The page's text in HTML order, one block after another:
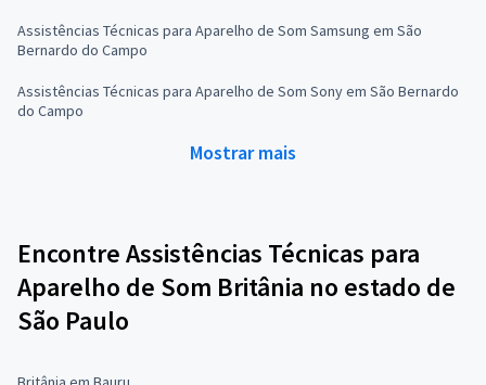
Assistências Técnicas para Aparelho de Som Samsung em São
Bernardo do Campo
Assistências Técnicas para Aparelho de Som Sony em São Bernardo
do Campo
Mostrar mais
Encontre Assistências Técnicas para
Aparelho de Som Britânia no estado de
São Paulo